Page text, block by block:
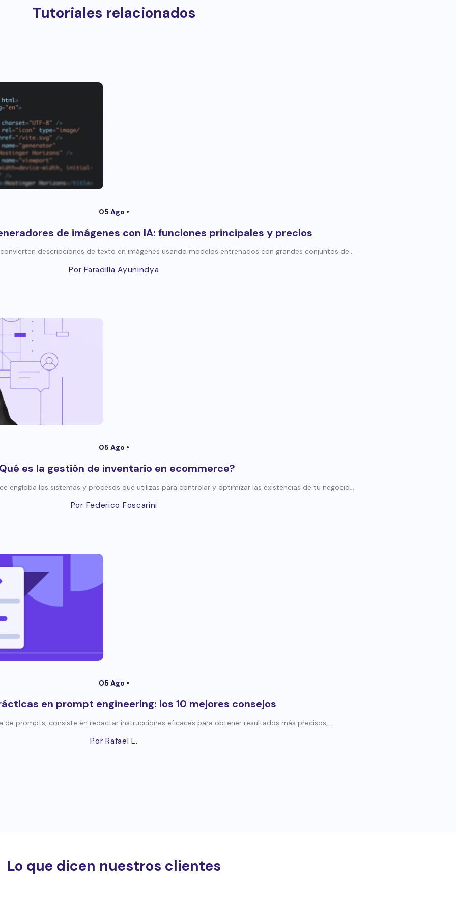
Tutoriales relacionados
05 Ago •
de imágenes con IA: funciones principales y precios
descripciones de texto en imágenes usando modelos entrenados con grandes conjuntos de...
Por Faradilla Ayunindya
05 Ago •
es la gestión de inventario en ecommerce?
engloba los sistemas y procesos que utilizas para controlar y optimizar las existencias de tu negocio...
Por Federico Foscarini
05 Ago •
en prompt engineering: los 10 mejores consejos
de prompts, consiste en redactar instrucciones eficaces para obtener resultados más precisos,...
Por Rafael L.
Lo que dicen nuestros clientes